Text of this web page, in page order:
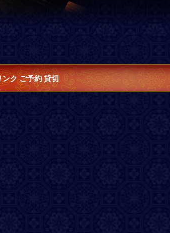
ク ご予約 貸切